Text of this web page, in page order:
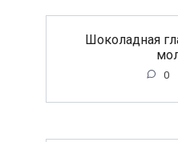
Шоколадная
0